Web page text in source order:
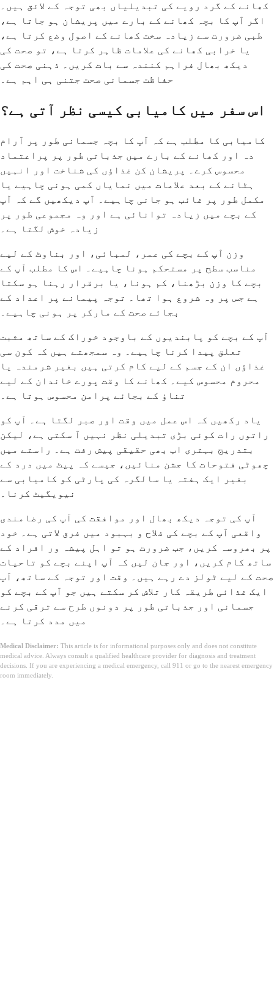
کھانے کے گرد رویے کی تبدیلیاں بھی توجہ کے لائق ہیں۔
اگر آپ کا بچہ کھانے کے بارے میں پریشان ہو جاتا ہے،
طبی ضرورت سے زیادہ سخت کھانے کے اصول وضع کرتا ہے،
یا خرابی کھانے کی علامات ظاہر کرتا ہے، تو صحت کی
دیکھ بھال فراہم کنندہ سے بات کریں۔ ذہنی صحت کی
حفاظت جسمانی صحت جتنی ہی اہم ہے۔
اس سفر میں کامیابی کیسی نظر آتی ہے؟
کامیابی کا مطلب ہے کہ آپ کا بچہ جسمانی طور پر آرام
دہ اور کھانے کے بارے میں جذباتی طور پر پراعتماد
محسوس کرے۔ پریشان کن غذاؤں کی شناخت اور انہیں
ہٹانے کے بعد علامات میں نمایاں کمی ہونی چاہیے یا
مکمل طور پر غائب ہو جانی چاہیے۔ آپ دیکھیں گے کہ آپ
کے بچے میں زیادہ توانائی ہے اور وہ مجموعی طور پر
زیادہ خوش لگتا ہے۔
وزن آپ کے بچے کی عمر، لمبائی، اور بناوٹ کے لیے
مناسب سطح پر مستحکم ہونا چاہیے۔ اس کا مطلب آپ کے
بچے کا وزن بڑھنا، کم ہونا، یا برقرار رہنا ہو سکتا
ہے جس پر وہ شروع ہوا تھا۔ توجہ پیمانے پر اعداد کے
بجائے صحت کے مارکر پر ہونی چاہیے۔
آپ کے بچے کو پابندیوں کے باوجود خوراک کے ساتھ مثبت
تعلق پیدا کرنا چاہیے۔ وہ سمجھتے ہیں کہ کون سی
غذاؤں ان کے جسم کے لیے کام کرتی ہیں بغیر شرمندہ یا
محروم محسوس کیے۔ کھانے کا وقت پورے خاندان کے لیے
تناؤ کے بجائے پرامن محسوس ہوتا ہے۔
یاد رکھیں کہ اس عمل میں وقت اور صبر لگتا ہے۔ آپ کو
راتوں رات کوئی بڑی تبدیلی نظر نہیں آ سکتی ہے، لیکن
بتدریج بہتری اب بھی حقیقی پیش رفت ہے۔ راستے میں
چھوٹی فتوحات کا جشن منائیں، جیسے کہ پیٹ میں درد کے
بغیر ایک ہفتہ یا سالگرہ کی پارٹی کو کامیابی سے
نیویگیٹ کرنا۔
آپ کی توجہ دیکھ بھال اور موافقت کی آپ کی رضامندی
واقعی آپ کے بچے کی فلاح و بہبود میں فرق لاتی ہے۔ خود
پر بھروسہ کریں، جب ضرورت ہو تو اہل پیشہ ور افراد کے
ساتھ کام کریں، اور جان لیں کہ آپ اپنے بچے کو تاحیات
صحت کے لیے ٹولز دے رہے ہیں۔ وقت اور توجہ کے ساتھ، آپ
ایک غذائی طریقہ کار تلاش کر سکتے ہیں جو آپ کے بچے کو
جسمانی اور جذباتی طور پر دونوں طرح سے ترقی کرنے
میں مدد کرتا ہے۔
Medical Disclaimer: This article is for informational purposes only and does not constitute
medical advice. Always consult a qualified healthcare provider for diagnosis and treatment
decisions. If you are experiencing a medical emergency, call 911 or go to the nearest emergency
room immediately.